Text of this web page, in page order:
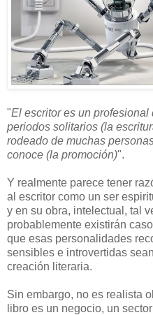
"El escritor es un
periodos solitarios (la
rodeado de muchas
conoce (la promoción)".
Y realmente parece tener
al escritor como un ser
y en su obra, intelectual, tal
probablemente existirán
que esas personalidades
sensibles e introvertidas
creación literaria.
Sin embargo, no es realista
libro es un negocio, un